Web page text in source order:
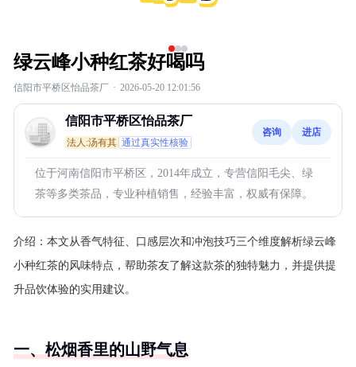
绿云峰小种红茶好喝吗
信阳市平桥区怡品茶厂 · 2026-05-20 12:01:56
信阳市平桥区怡品茶厂
法人:汤有其 通过真实性核验
咨询 进店
位于河南信阳市平桥区，2014年成立，专营信阳毛尖、绿
茶等多类茶品，专业种植销售，经验丰富，权威有保障。
介绍： 本文从香气特征、口感层次和冲泡技巧三个维度解析绿云峰
小种红茶的风味特点，帮助茶友了解这款茶的独特魅力，并提供提
升品饮体验的实用建议。
一、松烟香里的山野气息